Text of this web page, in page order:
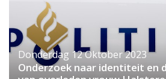
Donderdag 12 Oktober 2023
Onderzoek naar identiteit en